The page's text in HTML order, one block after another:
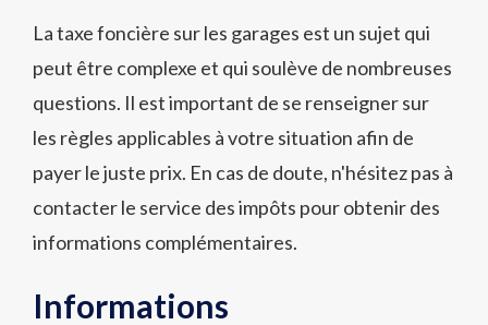
La taxe foncière sur les garages est un sujet qui
peut être complexe et qui soulève de nombreuses
questions. Il est important de se renseigner sur
les règles applicables à votre situation afin de
payer le juste prix. En cas de doute, n'hésitez pas à
contacter le service des impôts pour obtenir des
informations complémentaires.
Informations